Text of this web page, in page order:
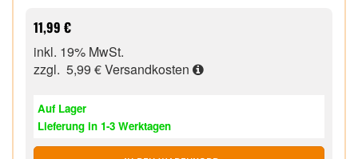
11,99 €
inkl. 19% MwSt.
zzgl. 5,99 €Versandkosten
Auf Lager
Lieferung in 1-3 Werktagen